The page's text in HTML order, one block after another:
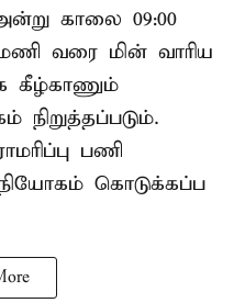
காலை 09:00
வரை மின் வாரிய
கீழ்காணும்
நிறுத்தப்படும்.
பணி
கொடுக்கப்ப